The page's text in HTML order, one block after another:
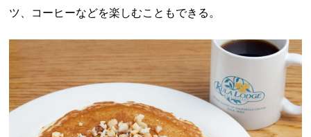
ツ、コーヒーなどを楽しむこともできる。